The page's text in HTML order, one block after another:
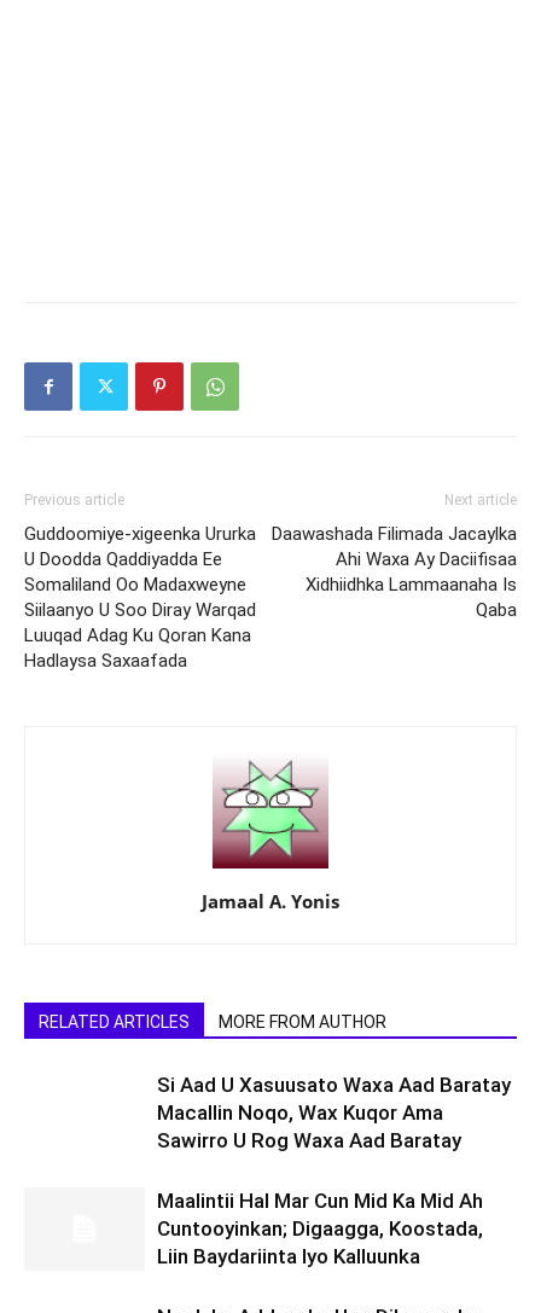
Previous article
Guddoomiye-xigeenka Ururka
U Doodda Qaddiyadda Ee
Somaliland Oo Madaxweyne
Siilaanyo U Soo Diray Warqad
Luuqad Adag Ku Qoran Kana
Hadlaysa Saxaafada
Next article
Daawashada Filimada Jacaylka
Ahi Waxa Ay Daciifisaa
Xidhiidhka Lammaanaha Is
Qaba
Jamaal A. Yonis
RELATED ARTICLES MORE FROM AUTHOR
Si Aad U Xasuusato Waxa Aad Baratay
Macallin Noqo, Wax Kuqor Ama
Sawirro U Rog Waxa Aad Baratay
Maalintii Hal Mar Cun Mid Ka Mid Ah
Cuntooyinkan; Digaagga, Koostada,
Liin Baydariinta Iyo Kalluunka